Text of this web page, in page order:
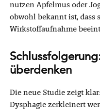
nutzen Apfelmus oder
obwohl bekannt ist, dass
Wirkstoffaufnahme
überdenken
Die neue Studie zeigt
Dysphagie zerkleinert